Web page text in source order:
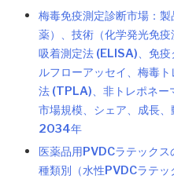
梅毒免疫測定診断市場：
薬）、技術（化学発光免
吸着測定法 (ELISA)、免疫
ルフローアッセイ、梅毒
法 (TPLA)、非トレポネー
市場規模、シェア、成長
2034年
医薬品用PVDCラテック
種類別（水性PVDCラテ